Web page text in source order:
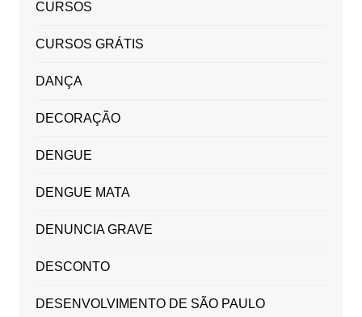
CURSOS
CURSOS GRÁTIS
DANÇA
DECORAÇÃO
DENGUE
DENGUE MATA
DENUNCIA GRAVE
DESCONTO
DESENVOLVIMENTO DE SÃO PAULO